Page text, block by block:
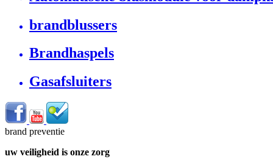
brandblussers
Brandhaspels
Gasafsluiters
brand preventie
uw veiligheid is onze zorg